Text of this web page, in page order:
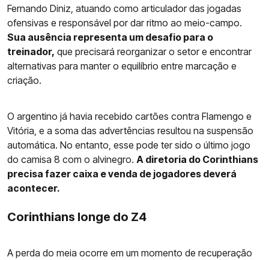
Fernando Diniz, atuando como articulador das jogadas
ofensivas e responsável por dar ritmo ao meio-campo.
Sua ausência representa um desafio para o
treinador, que precisará reorganizar o setor e encontrar
alternativas para manter o equilíbrio entre marcação e
criação.
O argentino já havia recebido cartões contra Flamengo e
Vitória, e a soma das advertências resultou na suspensão
automática. No entanto, esse pode ter sido o último jogo
do camisa 8 com o alvinegro. A diretoria do Corinthians
precisa fazer caixa e venda de jogadores deverá
acontecer.
Corinthians longe do Z4
A perda do meia ocorre em um momento de recuperação